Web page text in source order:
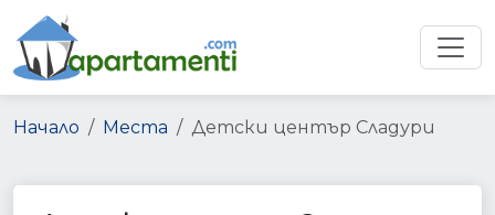
Начало Места Детски център Сладури